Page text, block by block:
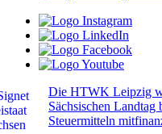
Die HTWK Leipzig
Sächsischen Landtag
Steuermitteln